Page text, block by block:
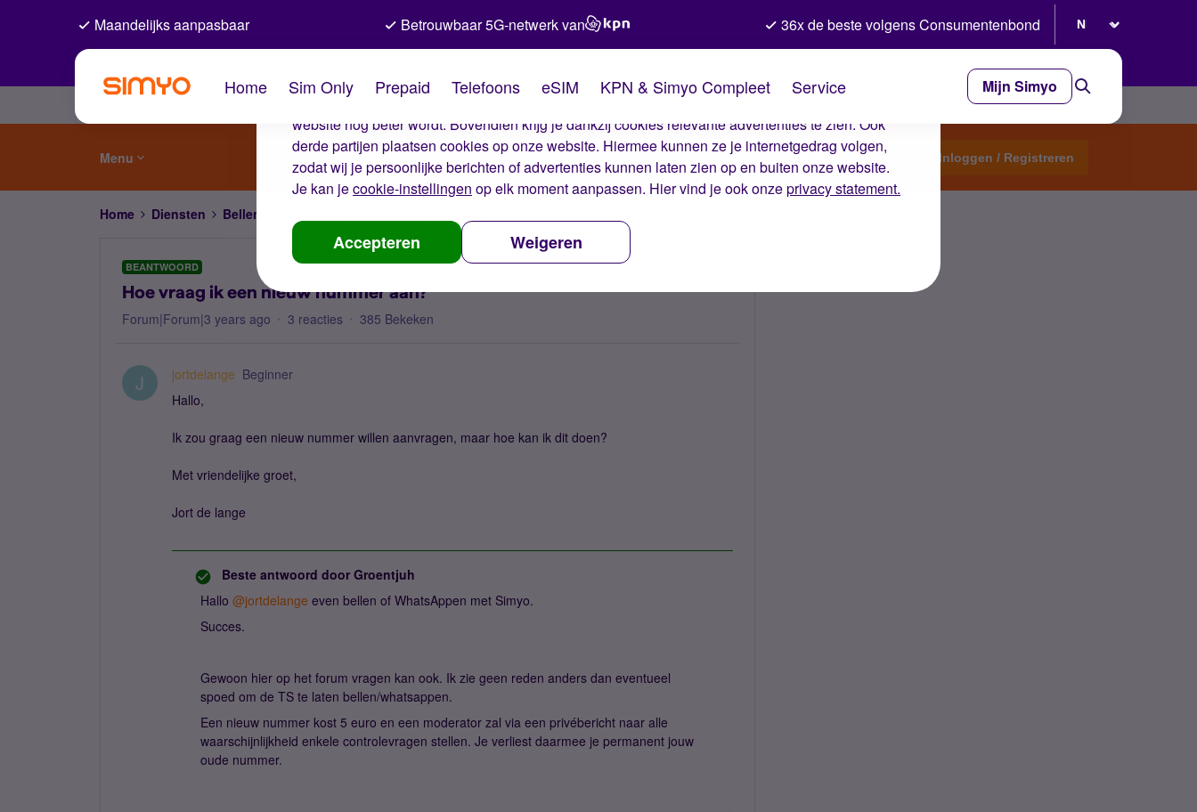
De cookies van Simyo
Wij gebruiken cookies op onze website. Met deze cookies zorgen wij ervoor dat je ervaring op de
website nog beter wordt. Bovendien krijg je dankzij cookies relevante advertenties te zien. Ook
derde partijen plaatsen cookies op onze website. Hiermee kunnen ze je internetgedrag volgen,
zodat wij je persoonlijke berichten of advertenties kunnen laten zien op en buiten onze website.
Je kan jecookie-instellingen op elk moment aanpassen. Hier vind je ook onzeprivacy statement.
Accepteren Weigeren
Maandelijks aanpasbaar Betrouwbaar 5G-netwerk van 36x de beste volgens Consumentenbond
Home Sim Only Prepaid Telefoons eSIM KPN & Simyo Compleet Service Mijn Simyo
Menu Start een topic Inloggen / Registreren
Home Diensten Bellen, sms'en, netwerk en nummerbehoud
BEANTWOORD
Hoe vraag ik een nieuw nummer aan?
Forum|Forum|3 years ago 3 reacties 385 Bekeken
J jortdelange Beginner
Hallo,
Ik zou graag een nieuw nummer willen aanvragen, maar hoe kan ik dit doen?
Met vriendelijke groet,
Jort de lange
Beste antwoord door Groentjuh
Hallo @jortdelange even bellen of WhatsAppen met Simyo.
Succes.
Gewoon hier op het forum vragen kan ook. Ik zie geen reden anders dan eventueel
spoed om de TS te laten bellen/whatsappen.
Een nieuw nummer kost 5 euro en een moderator zal via een privébericht naar alle
waarschijnlijkheid enkele controlevragen stellen. Je verliest daarmee je permanent jouw
oude nummer.